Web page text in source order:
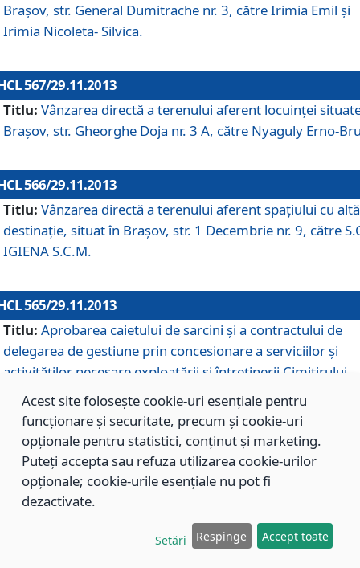
Braşov, str. General Dumitrache nr. 3, către Irimia Emil şi
Irimia Nicoleta- Silvica.
567/29.11.2013
Titlu: Vânzarea directă a terenului aferent locuinţei
Braşov, str. Gheorghe Doja nr. 3 A, către Nyaguly Erno-
566/29.11.2013
Titlu: Vânzarea directă a terenului aferent spaţiului cu altă
destinaţie, situat în Braşov, str. 1 Decembrie nr. 9, către
IGIENA S.C.M.
565/29.11.2013
Titlu: Aprobarea caietului de sarcini şi a contractului de
delegarea de gestiune prin concesionare a serviciilor şi
activităţilor necesare exploatării şi întreţinerii Cimitirului
Municipal Braşov situat în str. Dimitrie Anghel nr. 19.
564/29.11.2013
Titlu: Completarea şi modificarea H.C.L. nr. 446/2013,
care s-a aprobat studiul de fundamentare pentru
Acest site folosește cookie-uri esențiale pentru
funcționare și securitate, precum și cookie-uri
opționale pentru statistici, conținut și marketing.
Puteți accepta sau refuza utilizarea cookie-urilor
opționale; cookie-urile esențiale nu pot fi
dezactivate.
Setări Respinge Accept toate